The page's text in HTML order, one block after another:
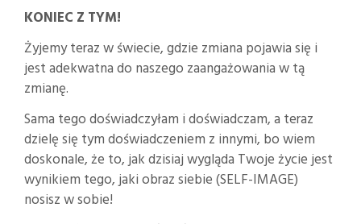
KONIEC Z TYM!
Żyjemy teraz w świecie, gdzie zmiana pojawia się i
jest adekwatna do naszego zaangażowania w tą
zmianę.
Sama tego doświadczyłam i doświadczam, a teraz
dzielę się tym doświadczeniem z innymi, bo wiem
doskonale, że to, jak dzisiaj wygląda Twoje życie jest
wynikiem tego, jaki obraz siebie (SELF-IMAGE)
nosisz w sobie!